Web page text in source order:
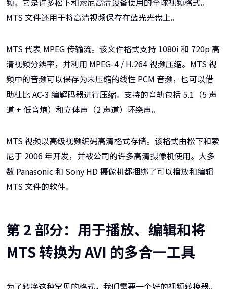
MTS 文件还用于将高清视频保存在蓝光光盘上。
MTS 代表 MPEG 传输流。该文件格式支持 1080i 和 720p 高
清视频分辨率，并利用 MPEG-4 / H.264 视频压缩。MTS 视
频中的音频可以保存为未压缩的线性 PCM 音频，也可以借
助杜比 AC-3 编解码器进行压缩。支持的音轨包括 5.1（5 声
道 + 低音炮）和立体声（2 声道）环绕声。
MTS 视频以高级视频编码高清格式存储。该格式由松下和索
尼于 2006 年开发，并被公司的许多高清摄像机使用。大多
数 Panasonic 和 Sony HD 摄像机都捆绑了可以播放和编辑
MTS 文件的软件。
第 2 部分：用于播放、编辑和将
MTS 转换为 AVI 的多合一工具
为了转换这种罕见的格式，我们需要一个好的视频转换器。